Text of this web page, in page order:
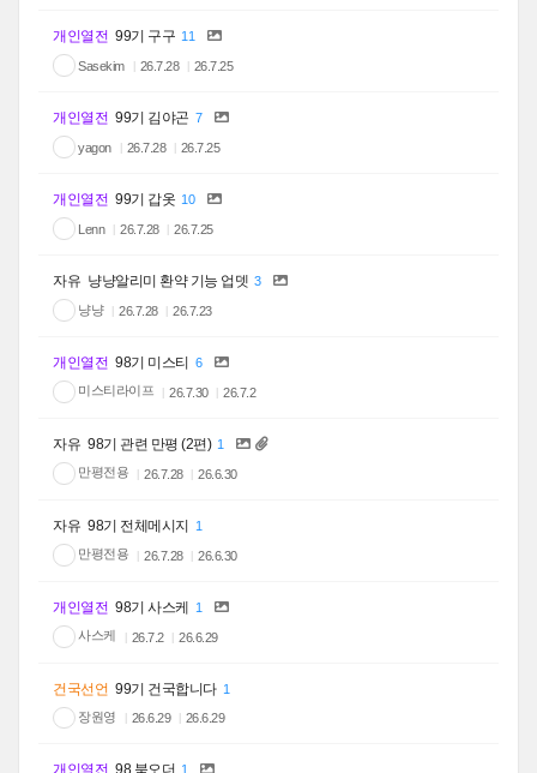
개인열전 99기 구구 11
Sasekim 26.7.28 26.7.25
개인열전 99기 김야곤 7
yagon 26.7.28 26.7.25
개인열전 99기 갑옷 10
Lenn 26.7.28 26.7.25
자유 냥냥알리미 환약 기능 업뎃 3
냥냥
26.7.28 26.7.23
개인열전 98기 미스티
6
미스티라이프
26.7.30 26.7.2
자유 98기 관련 만평 (2편) 1
만평전용
26.7.28 26.6.30
자유 98기 전체메시지 1
만평전용
26.7.28 26.6.30
개인열전 98기 사스케 1
사스케
26.7.2 26.6.29
건국선언 99기 건국합니다 1
장원영
26.6.29 26.6.29
1